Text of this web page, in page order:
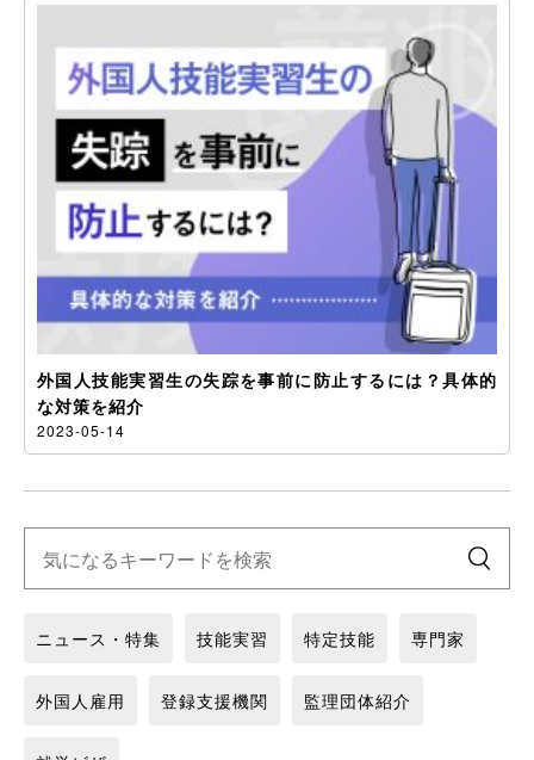
外国人技能実習生の失踪を事前に防止するには？具体的
な対策を紹介
2023-05-14
ニュース・特集 技能実習 特定技能 専門家
外国人雇用 登録支援機関 監理団体紹介